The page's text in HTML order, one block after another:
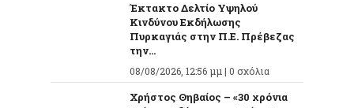
Έκτακτο Δελτίο Υψηλού
Κινδύνου Εκδήλωσης
Πυρκαγιάς στην Π.Ε. Πρέβεζας
την...
08/08/2026, 12:56 μμ | 0 σχόλια
Χρήστος Θηβαίος – «30 χρόνια